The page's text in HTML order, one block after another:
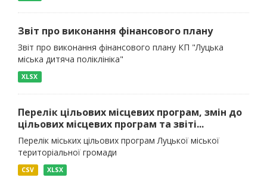
Звіт про виконання фінансового плану
Звіт про виконання фінансового плану КП "Луцька
міська дитяча поліклініка"
XLSX
Перелік цільових місцевих програм, змін до
цільових місцевих програм та звіті...
Перелік міських цільових програм Луцької міської
територіальної громади
CSV XLSX